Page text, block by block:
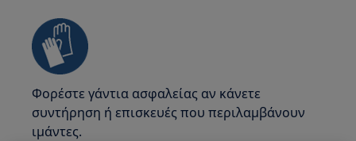
Φορέστε γάντια ασφαλείας αν κάνετε
συντήρηση ή επισκευές που περιλαμβάνουν
ιμάντες.